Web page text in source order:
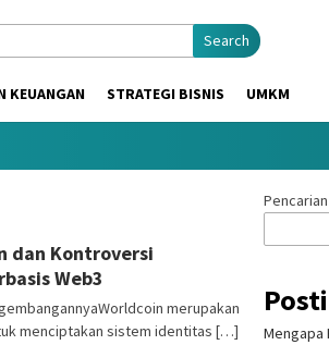
Search
KEUANGAN STRATEGI BISNIS UMKM
dan Kontroversi
Web3
merupakan
menciptakan sistem identitas […]
Pencarian
Mengapa